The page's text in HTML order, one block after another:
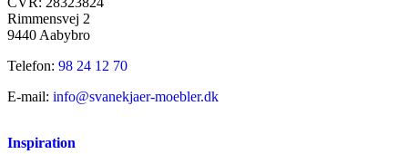
Rimmensvej 2
9440 Aabybro
Telefon: 98 24 12 70
E-mail: info@svanekjaer-moebler.dk
Inspiration